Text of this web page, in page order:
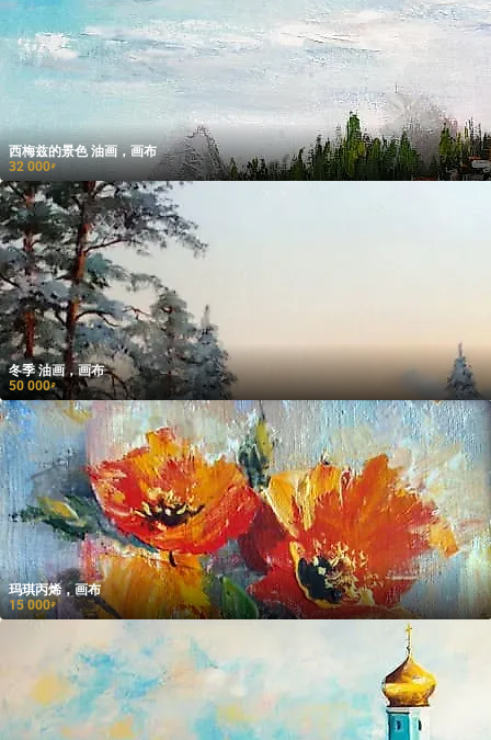
西梅兹的景色 油画，画布
32 000₽
冬季 油画，画布
50 000₽
玛琪丙烯，画布
15 000₽